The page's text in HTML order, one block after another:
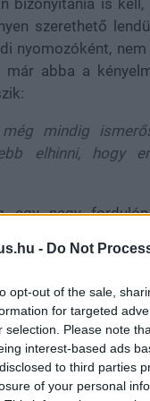
- Do Not
opt-out of the sale,
for targeted
selection. Please note
interest-based ads
to third parties
of your personal
bizonyítania is
szerethető
nyomozóként,
abba a
mindig
elhinni, hogy
egy nagy
úgy tesz
Enola pontosan
egy elég komoly
meg,
Ebből a
hanem azt
film legjobb
igent.